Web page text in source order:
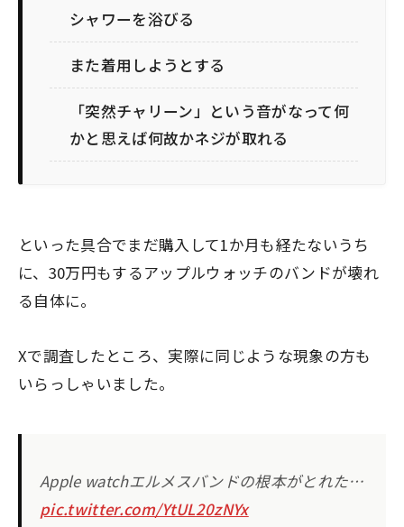
シャワーを浴びる
また着用しようとする
「突然チャリーン」という音がなって何
かと思えば何故かネジが取れる
といった具合でまだ購入して1か月も経たないうち
に、30万円もするアップルウォッチのバンドが壊れ
る自体に。
Xで調査したところ、実際に同じような現象の方も
いらっしゃいました。
Apple watchエルメスバンドの根本がとれた…
pic.twitter.com/YtUL20zNYx